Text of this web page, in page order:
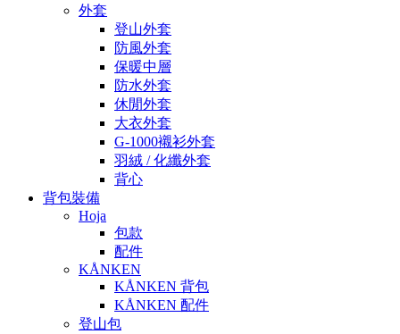
外套
登山外套
防風外套
保暖中層
防水外套
休閒外套
大衣外套
G-1000襯衫外套
羽絨 / 化纖外套
背心
背包裝備
Hoja
包款
配件
KÅNKEN
KÅNKEN 背包
KÅNKEN 配件
登山包